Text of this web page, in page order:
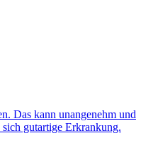
Das kann unangenehm und
gutartige Erkrankung.